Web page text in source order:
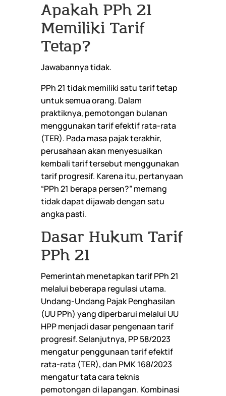
Apakah PPh 21
Memiliki Tarif
Tetap?
Jawabannya tidak.
PPh 21 tidak memiliki satu tarif tetap
untuk semua orang. Dalam
praktiknya, pemotongan bulanan
menggunakan tarif efektif rata-rata
(TER). Pada masa pajak terakhir,
perusahaan akan menyesuaikan
kembali tarif tersebut menggunakan
tarif progresif. Karena itu, pertanyaan
“PPh 21 berapa persen?” memang
tidak dapat dijawab dengan satu
angka pasti.
Dasar Hukum Tarif
PPh 21
Pemerintah menetapkan tarif PPh 21
melalui beberapa regulasi utama.
Undang-Undang Pajak Penghasilan
(UU PPh) yang diperbarui melalui UU
HPP menjadi dasar pengenaan tarif
progresif. Selanjutnya, PP 58/2023
mengatur penggunaan tarif efektif
rata-rata (TER), dan PMK 168/2023
mengatur tata cara teknis
pemotongan di lapangan. Kombinasi